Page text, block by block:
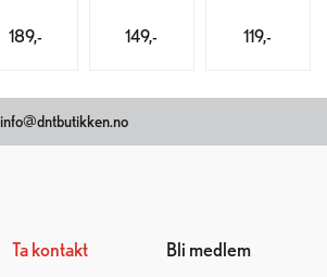
189,- 149,- 119,-
info@dntbutikken.no
Ta kontakt Bli medlem